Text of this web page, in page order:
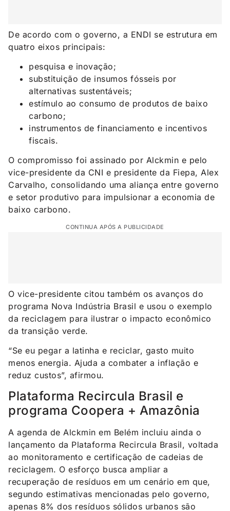
De acordo com o governo, a ENDI se estrutura em
quatro eixos principais:
pesquisa e inovação;
substituição de insumos fósseis por
alternativas sustentáveis;
estímulo ao consumo de produtos de baixo
carbono;
instrumentos de financiamento e incentivos
fiscais.
O compromisso foi assinado por Alckmin e pelo
vice-presidente da CNI e presidente da Fiepa, Alex
Carvalho, consolidando uma aliança entre governo
e setor produtivo para impulsionar a economia de
baixo carbono.
CONTINUA APÓS A PUBLICIDADE
O vice-presidente citou também os avanços do
programa Nova Indústria Brasil e usou o exemplo
da reciclagem para ilustrar o impacto econômico
da transição verde.
“Se eu pegar a latinha e reciclar, gasto muito
menos energia. Ajuda a combater a inflação e
reduz custos”, afirmou.
Plataforma Recircula Brasil e
programa Coopera + Amazônia
A agenda de Alckmin em Belém incluiu ainda o
lançamento da Plataforma Recircula Brasil, voltada
ao monitoramento e certificação de cadeias de
reciclagem. O esforço busca ampliar a
recuperação de resíduos em um cenário em que,
segundo estimativas mencionadas pelo governo,
apenas 8% dos resíduos sólidos urbanos são